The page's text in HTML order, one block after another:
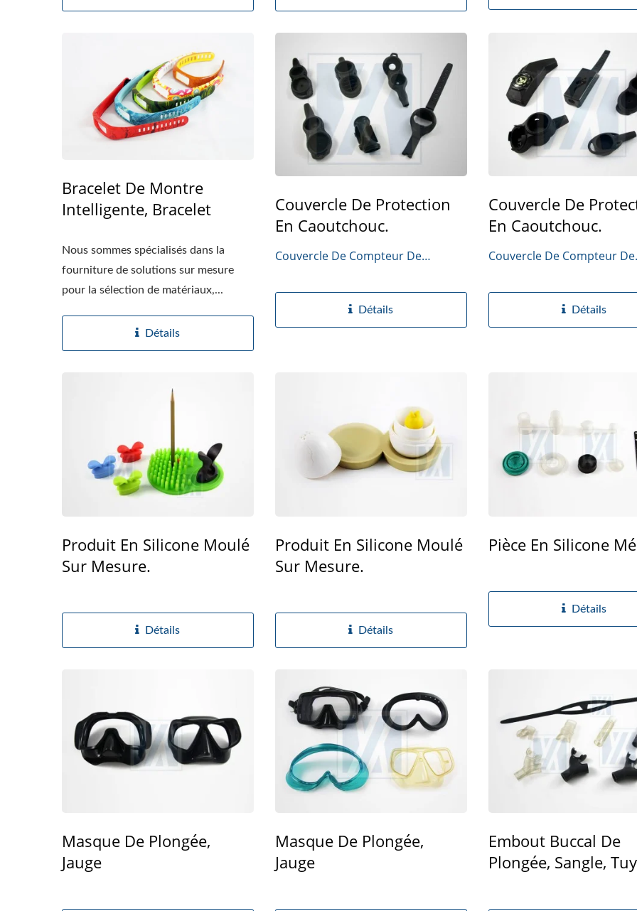
Bracelet De Montre
Intelligente, Bracelet
Nous sommes spécialisés dans la
fourniture de solutions sur mesure
pour la sélection de matériaux,...
Détails
Couvercle De Protection
En Caoutchouc.
Couvercle De Compteur De
Détails
Couvercle De
En Caoutchouc.
Couvercle De Compteur De
Détails
Produit En Silicone Moulé
Sur Mesure.
Détails
Produit En Silicone Moulé
Sur Mesure.
Détails
Pièce En Silicone
Détails
Masque De Plongée,
Jauge
Masque De Plongée,
Jauge
Embout Buccal De
Plongée, Sangle,